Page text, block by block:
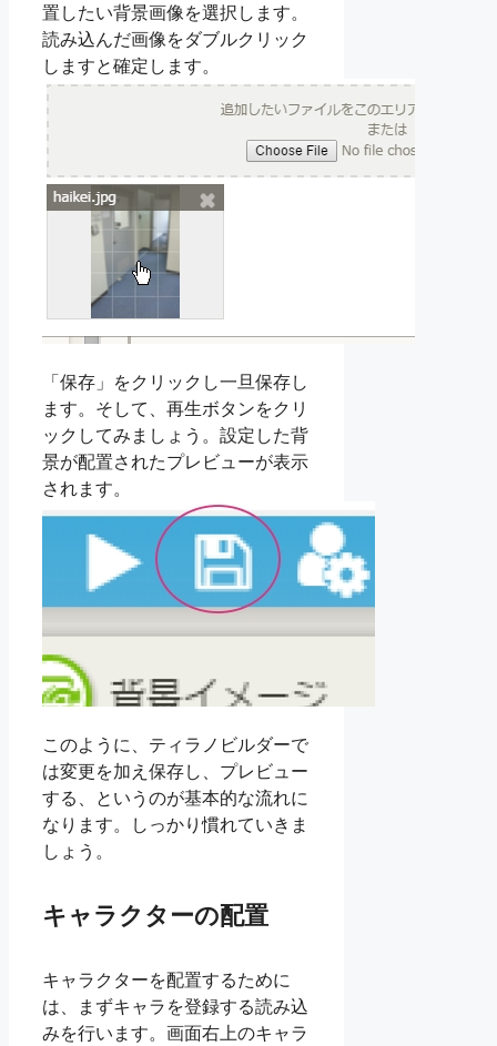
置したい背景画像を選択します。
読み込んだ画像をダブルクリック
しますと確定します。
「保存」をクリックし一旦保存し
ます。そして、再生ボタンをクリ
ックしてみましょう。設定した背
景が配置されたプレビューが表示
されます。
このように、ティラノビルダーで
は変更を加え保存し、プレビュー
する、というのが基本的な流れに
なります。しっかり慣れていきま
しょう。
キャラクターの配置
キャラクターを配置するために
は、まずキャラを登録する読み込
みを行います。画面右上のキャラ